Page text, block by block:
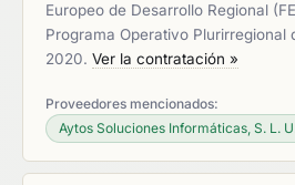
Europeo de Desarrollo Regional
Programa Operativo Plurirregional
2020. Ver la contratación »
Proveedores mencionados:
Aytos Soluciones Informáticas, S. L.